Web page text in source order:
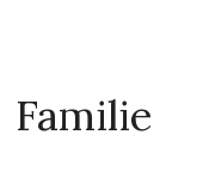
Familie